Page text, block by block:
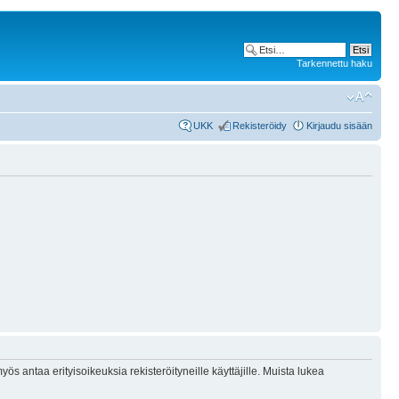
Tarkennettu haku
UKK Rekisteröidy Kirjaudu sisään
antaa erityisoikeuksia rekisteröityneille käyttäjille. Muista lukea